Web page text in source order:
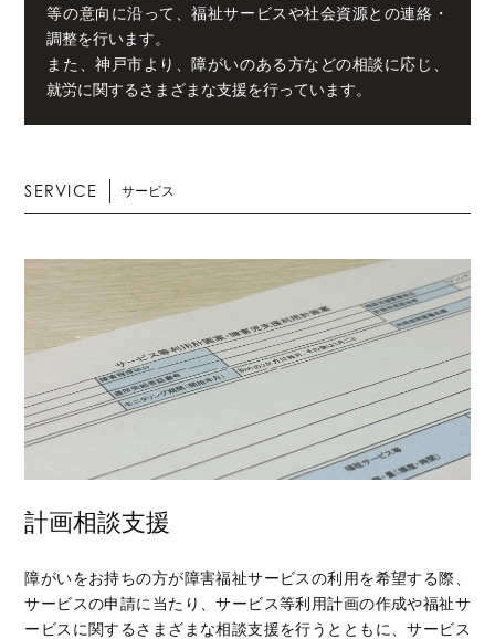
等の意向に沿って、福祉サービスや社会資源との連絡・
調整を行います。
また、神戸市より、障がいのある方などの相談に応じ、
就労に関するさまざまな支援を行っています。
SERVICE サービス
計画相談支援
障がいをお持ちの方が障害福祉サービスの利用を希望する際、
サービスの申請に当たり、サービス等利用計画の作成や福祉サ
ービスに関するさまざまな相談支援を行うとともに、サービス